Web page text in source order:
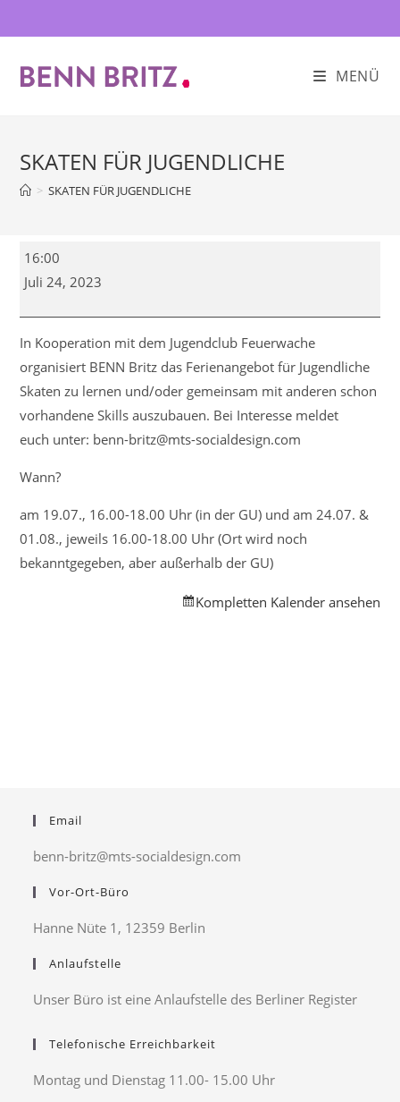
Inhalt
MENÜ
SKATEN FÜR JUGENDLICHE
> SKATEN FÜR JUGENDLICHE
SKATEN
FÜR
16:00
Juli 24, 2023
In Kooperation mit dem Jugendclub Feuerwache
organisiert BENN Britz das Ferienangebot für Jugendliche
Skaten zu lernen und/oder gemeinsam mit anderen schon
vorhandene Skills auszubauen. Bei Interesse meldet
euch unter: benn-britz@mts-socialdesign.com
Wann?
am 19.07., 16.00-18.00 Uhr (in der GU) und am 24.07. &
01.08., jeweils 16.00-18.00 Uhr (Ort wird noch
bekanntgegeben, aber außerhalb der GU)
Kompletten Kalender ansehen
Email
benn-britz@mts-socialdesign.com
Vor-Ort-Büro
Hanne Nüte 1, 12359 Berlin
Anlaufstelle
Unser Büro ist eine Anlaufstelle des Berliner Register
Telefonische Erreichbarkeit
Montag und Dienstag 11.00- 15.00 Uhr